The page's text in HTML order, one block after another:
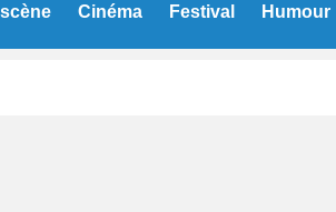
Cinéma Festival Humour